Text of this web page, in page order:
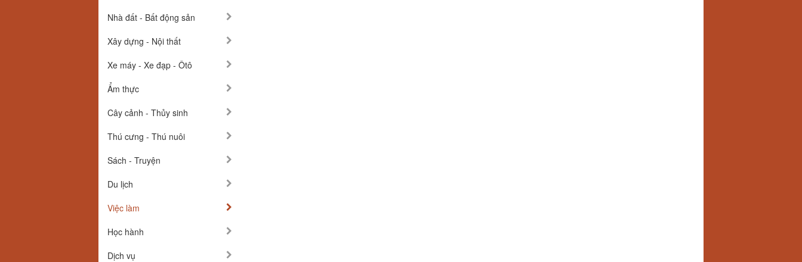
Nhà đất - Bất động sản
Xây dựng - Nội thất
Xe máy - Xe đạp - Ôtô
Ẩm thực
Cây cảnh - Thủy sinh
Thú cưng - Thú nuôi
Sách - Truyện
Du lịch
Việc làm
Học hành
Dịch vụ